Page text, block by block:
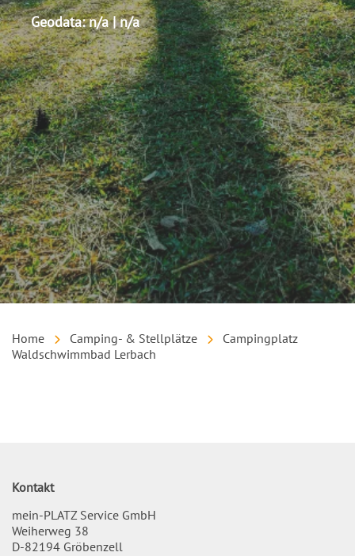
Geodata: n/a | n/a
Home Camping- & Stellplätze
Campingplatz
Waldschwimmbad Lerbach
Kontakt
mein-PLATZ Service GmbH
Weiherweg 38
D-82194 Gröbenzell